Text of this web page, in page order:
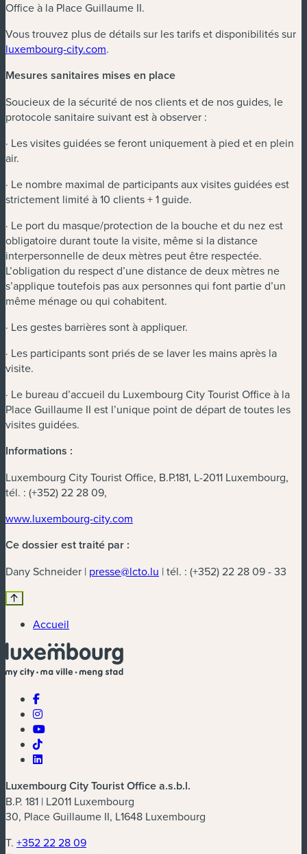
Office à la Place Guillaume II.
Vous trouvez plus de détails sur les tarifs et disponibilités sur
luxembourg-city.com.
Mesures sanitaires mises en place
Soucieux de la sécurité de nos clients et de nos guides, le
protocole sanitaire suivant est à observer :
· Les visites guidées se feront uniquement à pied et en plein
air.
· Le nombre maximal de participants aux visites guidées est
strictement limité à 10 clients + 1 guide.
· Le port du masque/protection de la bouche et du nez est
obligatoire durant toute la visite, même si la distance
interpersonnelle de deux mètres peut être respectée.
L’obligation du respect d’une distance de deux mètres ne
s’applique toutefois pas aux personnes qui font partie d’un
même ménage ou qui cohabitent.
· Les gestes barrières sont à appliquer.
· Les participants sont priés de se laver les mains après la
visite.
· Le bureau d’accueil du Luxembourg City Tourist Office à la
Place Guillaume II est l’unique point de départ de toutes les
visites guidées.
Informations :
Luxembourg City Tourist Office, B.P.181, L-2011 Luxembourg,
tél. : (+352) 22 28 09,
www.luxembourg-city.com
Ce dossier est traité par :
Dany Schneider | presse@lcto.lu | tél. : (+352) 22 28 09 - 33
Accueil
Luxembourg City Tourist Office a.s.b.l.
B.P. 181 | L2011 Luxembourg
30, Place Guillaume II, L1648 Luxembourg
T. +352 22 28 09